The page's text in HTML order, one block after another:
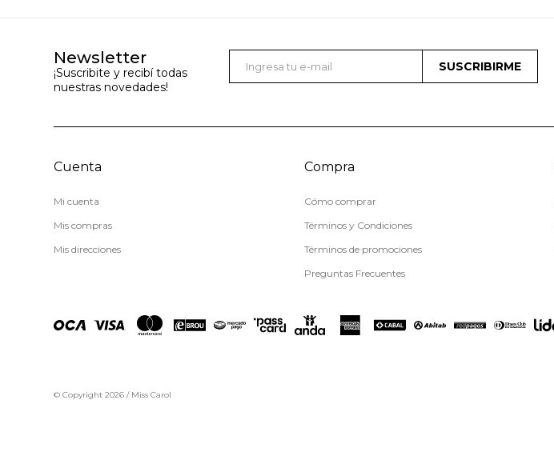
Newsletter
¡Suscribite y recibí todas
nuestras novedades!
SUSCRIBIRME
Cuenta
Mi cuenta
Mis compras
Mis direcciones
Compra
Cómo comprar
Términos y Condiciones
Términos de promociones
Preguntas Frecuentes
© Copyright 2026 / Miss Carol